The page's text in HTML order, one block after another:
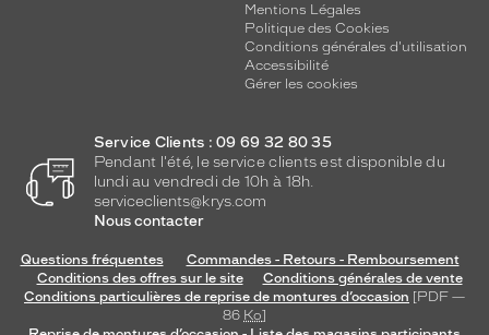
Mentions Légales
Politique des Cookies
Conditions générales d'utilisation
Accessibilité
Gérer les cookies
Service Clients : 09 69 32 80 35
Pendant l'été, le service clients est disponible du
lundi au vendredi de 10h à 18h.
serviceclients@krys.com
Nous contacter
Questions fréquentes
Commandes - Retours - Remboursement
Conditions des offres sur le site
Conditions générales de vente
Conditions particulières de reprise de montures d’occasion [PDF —
86 Ko]